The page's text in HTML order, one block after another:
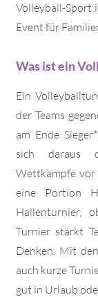
Volleyball-Sport
Event für
Was ist ein
Ein
der Teams
am Ende
sich daraus
Wettkämpfe vor
eine Portion
Hallenturnier,
Turnier stärkt
Denken. Mit
auch kurze
gut in Urlaub